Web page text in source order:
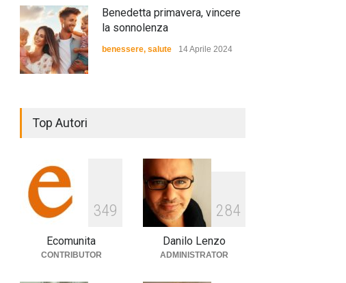
Benedetta primavera, vincere
la sonnolenza
benessere, salute 14 Aprile 2024
E tu hai paura del buio?
cultura società 1 Aprile 2024
Top Autori
349
Ecomunita
CONTRIBUTOR
284
Danilo Lenzo
ADMINISTRATOR